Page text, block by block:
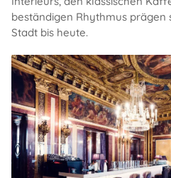
beständigen Rhythmus prägen
Stadt bis heute.